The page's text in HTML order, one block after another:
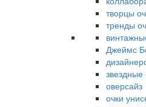
творцы
тренды
Джеймс
звездные
оверсайз
очки